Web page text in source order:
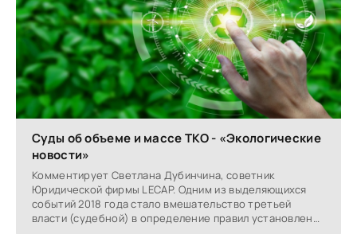
Суды об объеме и массе ТКО - «Экологические
новости»
Комментирует Светлана Дубинчина, советник
Юридической фирмы LECAP. Одним из выделяющихся
событий 2018 года стало вмешательство третьей
власти (судебной) в определение правил установления